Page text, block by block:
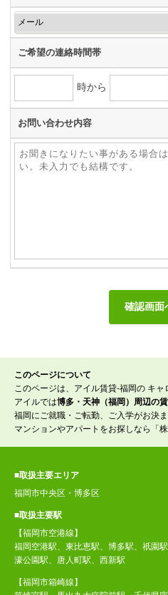
ご希望の連絡時間帯
時から
お問い合わせ内容
このページについて
このページは、アイル賃貸-福岡の キャ
アイルでは博多・天神（福岡）周辺の
福岡にご就職・ご転勤、ご入学がお決
マンションやアパートをお探しなら「
■取扱主要エリア
福岡市中央区・博多区
■取扱主要駅
【福岡市空港線】
福岡空港駅、東比恵駅、博多駅、祇園
濠公園駅、唐人町駅、西新駅
【福岡市箱崎線】